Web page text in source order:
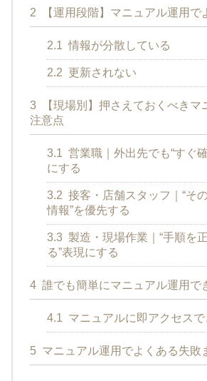
2 【運用段階】マニュアル運用で
2.1 情報が分散している
2.2 更新されない
3
【現場別】押さえておくべきマ
注意点
3.1 営業職｜外出先でも“すぐ
にする
3.2 接客・店舗スタッフ｜“そ
情報”を優先する
3.3 製造・現場作業｜“手順を
る”表現にする
4 誰でも簡単にマニュアル運用で
4.1 マニュアルに即アクセス
5 マニュアル運用でよくある失敗